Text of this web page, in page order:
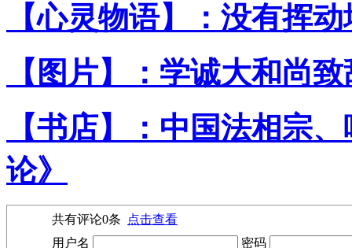
【心灵物语】：没有挥
【图片】：学诚大和尚
【书店】：中国法相宗
论》
共有评论0条
点击查看
用户名
密码